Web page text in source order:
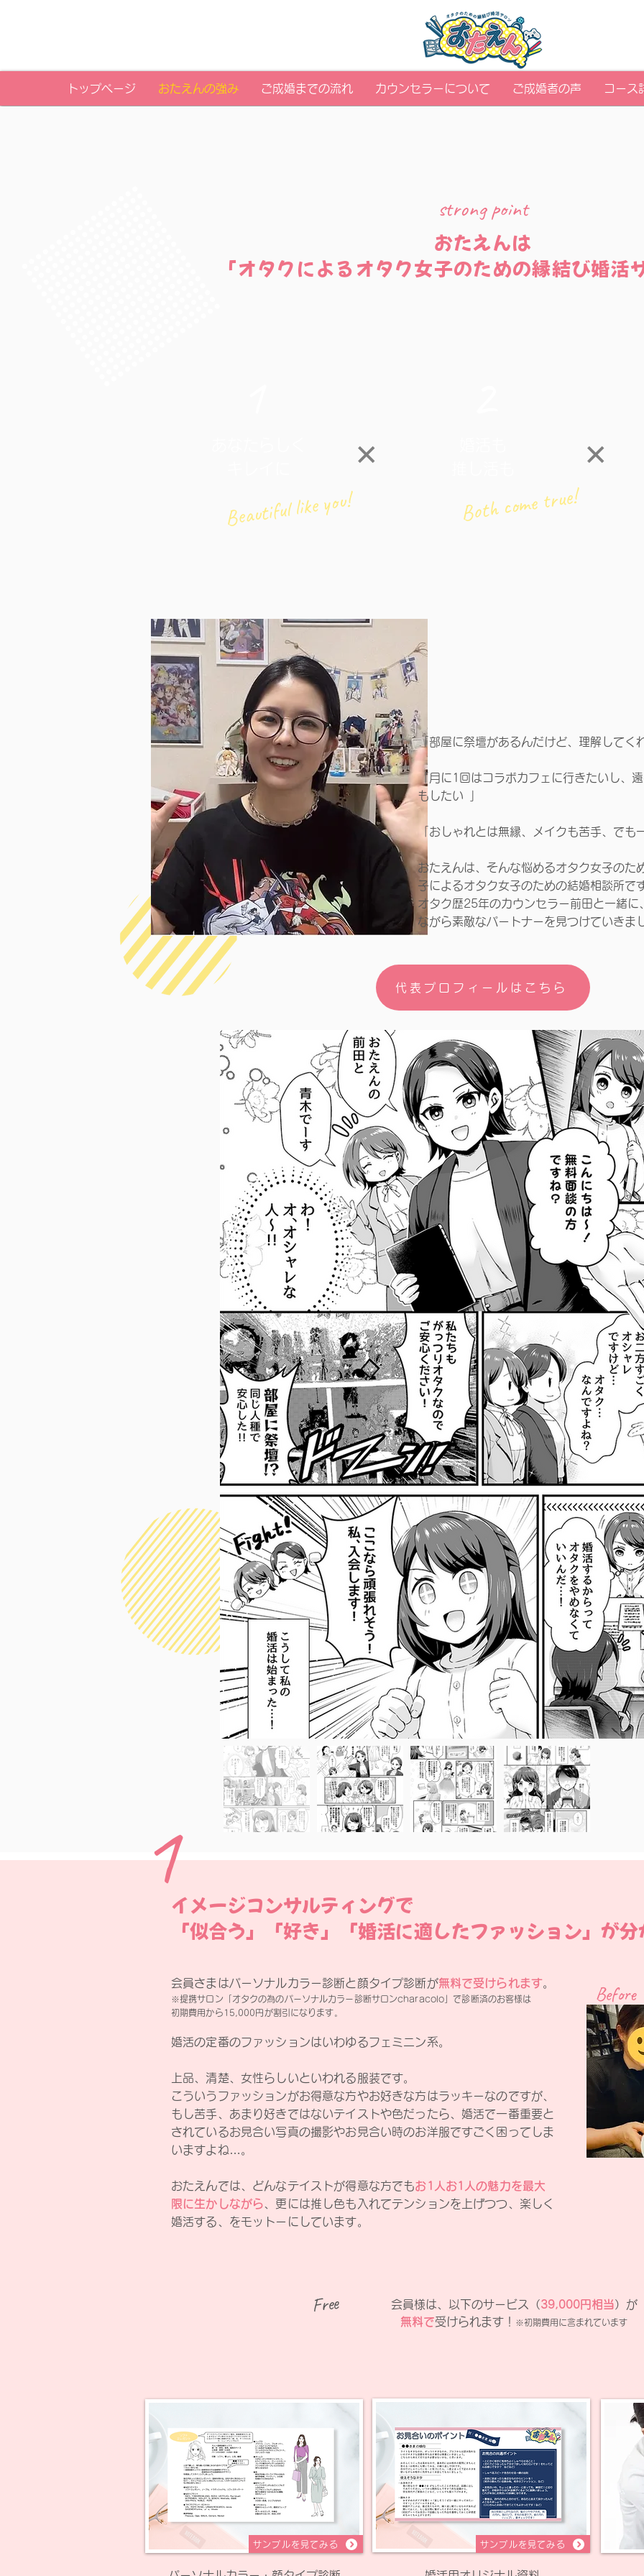
トップページ おたえんの強み ご成婚までの流れ カウンセラーについて ご成婚者の声 コース
​おたえんは
「オタクによるオタク女子のための縁結び婚活
​✕ ​✕
strong point
Beautiful like you! Both come true!
「部屋に祭壇があるんだけど、理解して
「月に1回はコラボカフェに行きたいし、
もしたい 」
「おしゃれとは無縁、メイクも苦手、でも
おたえんは、そんな悩めるオタク女子のた
子によるオタク女子のための結婚相談所で
オタク歴25年のカウンセラー前田と一緒に
ながら素敵なパートナーを見つけていきま
代表プロフィールはこちら
イメージコンサルティングで
「似合う」「好き」「婚活に適したファッション」が
会員さまはパーソナルカラー診断と顔タイプ診断が無料で受けられます。
※提携サロン「オタクの為のパーソナルカラー診断サロンcharacolo」で診断済のお客様は
初期費用から15,000円が割引になります。
婚活の定番のファッションはいわゆるフェミニン系。
上品、清楚、女性らしいといわれる服装です。
こういうファッションがお得意な方やお好きな方はラッキーなのですが、
もし苦手、あまり好きではないテイストや色だったら、婚活で一番重要と
されているお見合い写真の撮影やお見合い時のお洋服ですごく困ってしま
いますよね…。
おたえんでは、どんなテイストが得意な方でもお1人お1人の魅力を最大
限に生かしながら 、更には推し色も入れてテンションを上げつつ、楽しく
婚活する、をモットーにしています。
Before
​会員様は、以下のサービス（39,000円相当）が
無料で受けられます！ ※初期費用に含まれています
Free
サンプルを見てみる サンプルを見てみる
1​